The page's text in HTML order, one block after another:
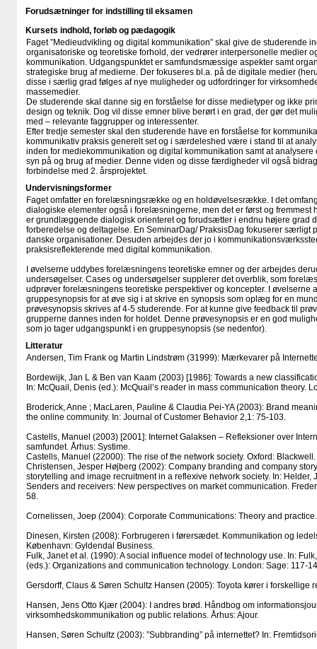
Forudsætninger for indstilling til eksamen
Kursets indhold, forløb og pædagogik
Faget ”Medieudvikling og digital kommunikation” skal give de studerende
organisatoriske og teoretiske forhold, der vedrører interpersonelle medier
kommunikation. Udgangspunktet er samfundsmæssige aspekter samt
strategiske brug af medierne. Der fokuseres bl.a. på de digitale medier
disse i særlig grad følges af nye muligheder og udfordringer for
massemedier.
De studerende skal danne sig en forståelse for disse medietyper og ikke
design og teknik. Dog vil disse emner blive berørt i en grad, der gør det
med – relevante faggrupper og interessenter.
Efter tredje semester skal den studerende have en forståelse for
kommunikativ praksis generelt set og i særdeleshed være i stand til at
inden for mediekommunikation og digital kommunikation samt at
syn på og brug af medier. Denne viden og disse færdigheder vil også
forbindelse med 2. årsprojektet.
Undervisningsformer
Faget omfatter en forelæsningsrække og en holdøvelsesrække. I det
dialogiske elementer også i forelæsningerne, men det er først og fremmest
er grundlæggende dialogisk orienteret og forudsætter i endnu højere grad
forberedelse og deltagelse. En SeminarDag/ PraksisDag fokuserer særligt
danske organisationer. Desuden arbejdes der jo i
praksisreflekterende med digital kommunikation.
I øvelserne uddybes forelæsningens teoretiske emner og der arbejdes
undersøgelser. Cases og undersøgelser supplerer det overblik, som
udprøver forelæsningens teoretiske perspektiver og koncepter. I øvelserne
gruppesynopsis for at øve sig i at skrive en synopsis som oplæg for en
prøvesynopsis skrives af 4-5 studerende. For at kunne give feedback til
grupperne dannes inden for holdet. Denne prøvesynopsis er en god
som jo tager udgangspunkt i en gruppesynopsis (se nedenfor).
Litteratur
Andersen, Tim Frank og Martin Lindstrøm (31999): Mærkevarer på
Bordewijk, Jan L & Ben van Kaam (2003) [1986]: Towards a new
In: McQuail, Denis (ed.): McQuail’s reader in mass communication theory.
Broderick, Anne ; MacLaren, Pauline & Claudia Pei-YA (2003): Brand
the online community. In: Journal of Customer Behavior 2,1: 75-103.
Castells, Manuel (2003) [2001]: Internet Galaksen – Refleksioner over
samfundet. Århus: Systime.
Castells, Manuel (22000): The rise of the network society. Oxford: Blackwell.
Christensen, Jesper Højberg (2002): Company branding and company
storytelling and image recruitment in a reflexive network society. In: Helder,
Senders and receivers: New perspectives on market communication.
58.
Cornelissen, Joep (2004): Corporate Communications: Theory and
Dinesen, Kirsten (2008): Forbrugeren i førersædet. Kommunikation og
København: Gyldendal Business.
Fulk, Janet et al. (1990): A social influence model of technology use. In:
(eds.): Organizations and communication technology. London: Sage: 117-
Gersdorff, Claus & Søren Schultz Hansen (2005): Toyota kører i forskellige
Hansen, Jens Otto Kjær (2004): I andres brød. Håndbog om
virksomhedskommunikation og public relations. Århus: Ajour.
Hansen, Søren Schultz (2003): ”Subbranding” på internettet? In: